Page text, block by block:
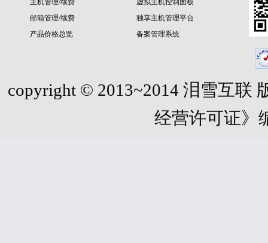
主机管理/续费
邮箱管理/续费
产品价格总览
虚拟主机控制面板
独享主机管理平台
备案管理系统
copyright © 2013~2014 泪雪互
经营许可证》